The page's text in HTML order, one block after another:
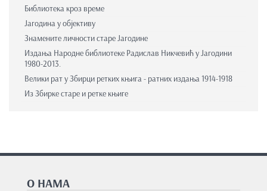
Библиотека кроз време
Јагодина у објективу
Знамените личности старе Јагодине
Издања Народне библиотеке Радислав Никчевић у Јагодини
1980-2013.
Велики рат у Збирци ретких књига - ратних издања 1914-1918
Из Збирке старе и ретке књиге
О НАМА